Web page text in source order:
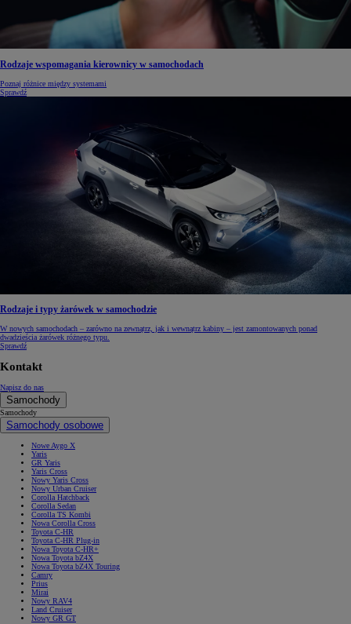
Rodzaje wspomagania kierownicy w samochodach
Poznaj różnice między systemami
Sprawdź
Rodzaje i typy żarówek w samochodzie
W nowych samochodach – zarówno na zewnątrz, jak i wewnątrz kabiny – jest zamontowanych ponad
dwadzieścia żarówek różnego typu.
Sprawdź
Kontakt
Napisz do nas
Samochody
Samochody
Samochody osobowe
Nowe Aygo X
Yaris
GR Yaris
Yaris Cross
Nowy Yaris Cross
Nowy Urban Cruiser
Corolla Hatchback
Corolla Sedan
Corolla TS Kombi
Nowa Corolla Cross
Toyota C-HR
Toyota C-HR Plug-in
Nowa Toyota C-HR+
Nowa Toyota bZ4X
Nowa Toyota bZ4X Touring
Camry
Prius
Mirai
Nowy RAV4
Land Cruiser
Nowy GR GT